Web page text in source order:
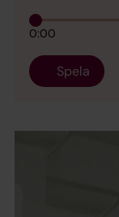
0:00
Spela